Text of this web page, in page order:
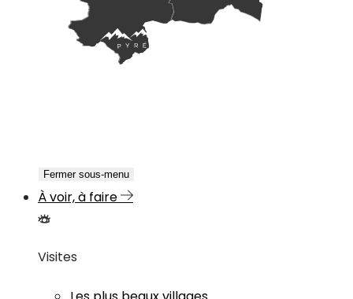
Fermer sous-menu
À voir, à faire
Visites